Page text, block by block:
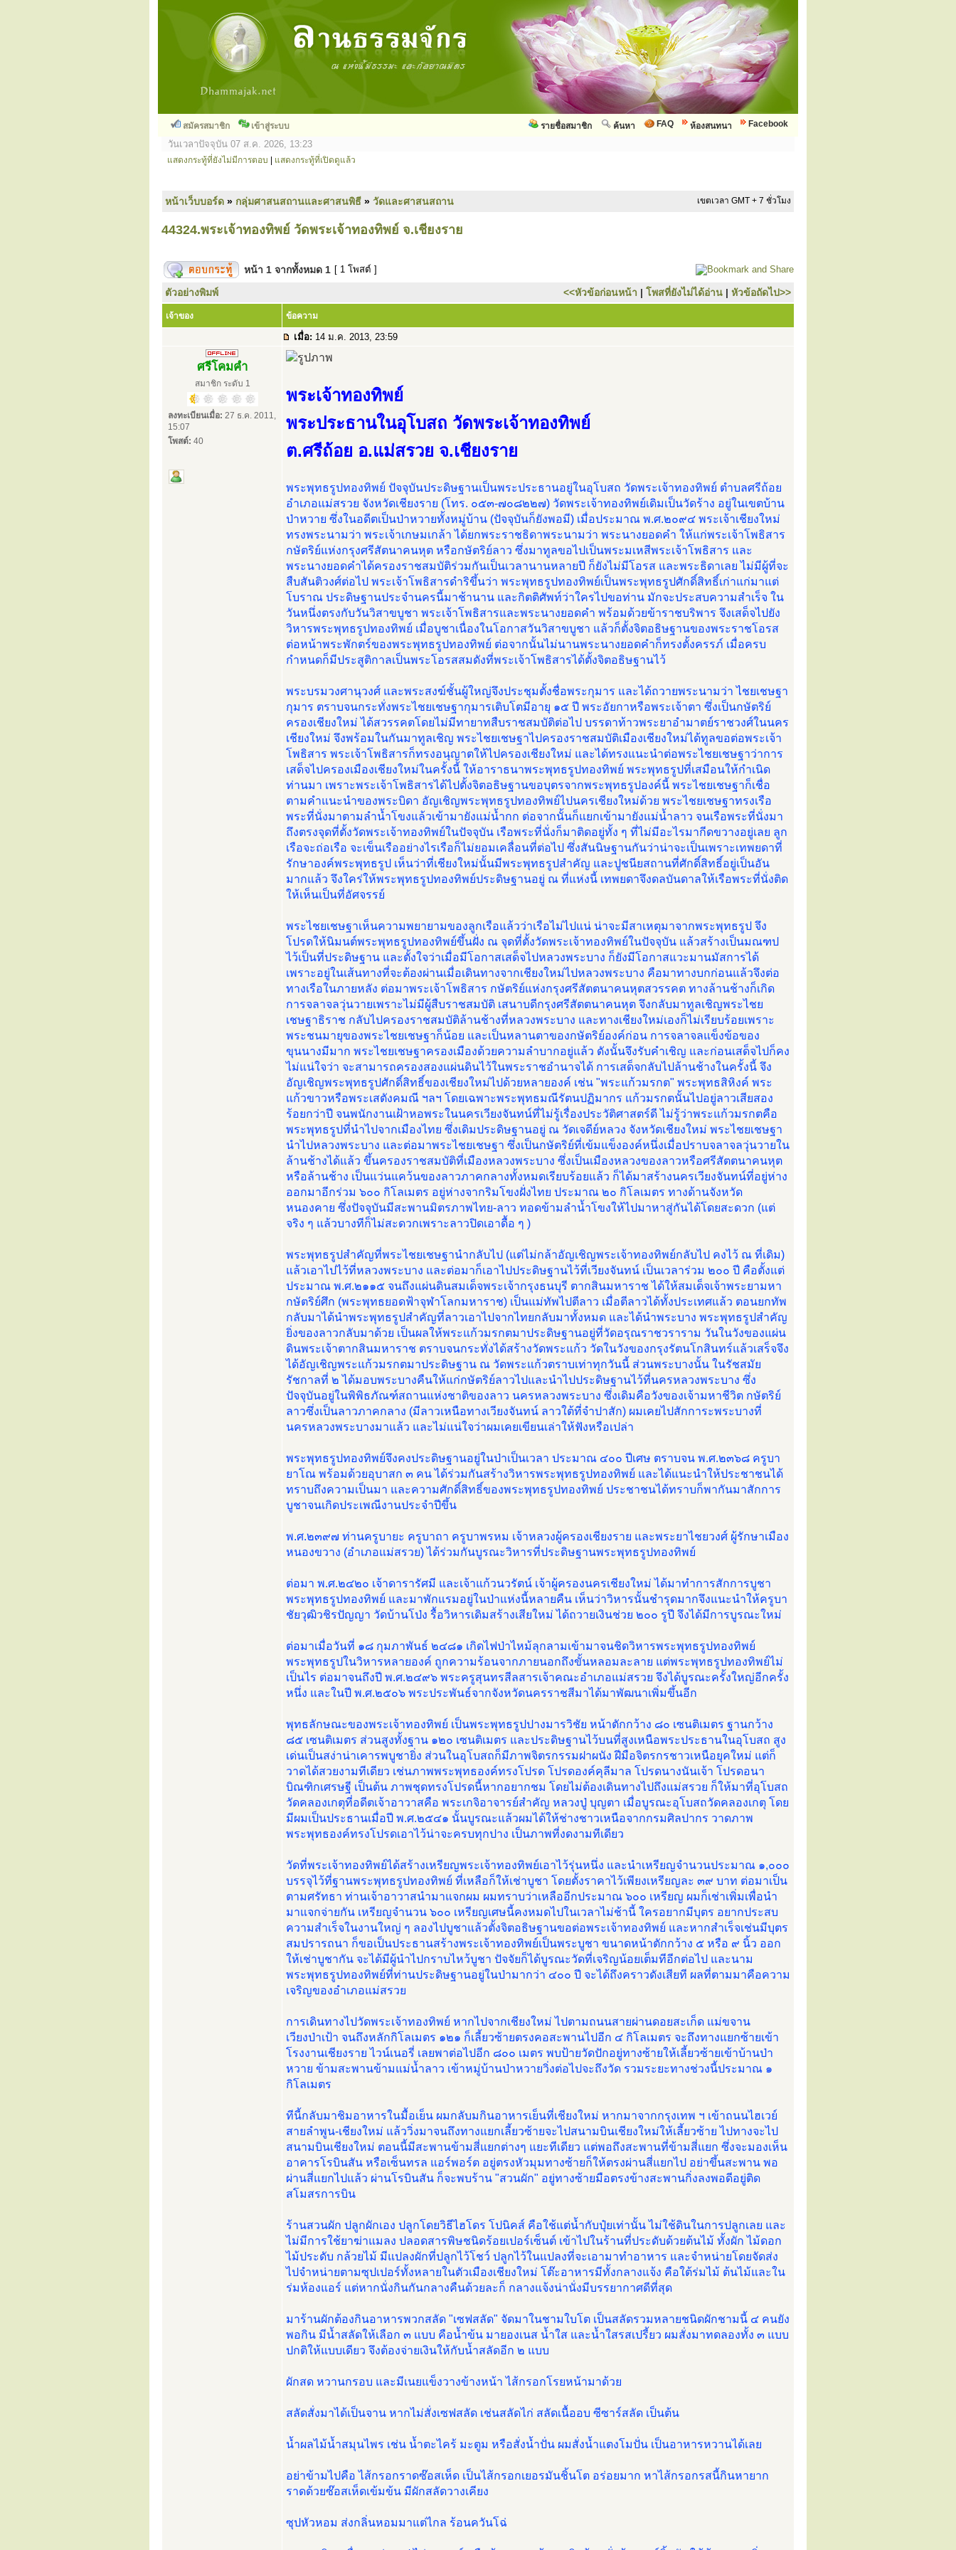
สมัครสมาชิก เข้าสู่ระบบ Facebook
ห้องสนทนา
FAQ
ค้นหา
รายชื่อสมาชิก
วันเวลาปัจจุบัน 07 ส.ค. 2026, 13:23
แสดงกระทู้ที่ยังไม่มีการตอบ แสดงกระทู้ที่เปิดดูแล้ว
หน้าเว็บบอร์ด » กลุ่มศาสนสถานและศาสนพิธี » วัดและศาสนสถาน เขตเวลา GMT + 7 ชั่วโมง
44324.พระเจ้าทองทิพย์ วัดพระเจ้าทองทิพย์ จ.เชียงราย
หน้า 1 จากทั้งหมด 1 [ 1 โพสต์ ]
ตัวอย่างพิมพ์ <<หัวข้อก่อนหน้า | โพสที่ยังไม่ได้อ่าน | หัวข้อถัดไป>>
เจ้าของ ข้อความ
เมื่อ: 14 ม.ค. 2013, 23:59
ศรีโคมคำ
สมาชิก ระดับ 1
ลงทะเบียนเมื่อ: 27 ธ.ค. 2011,
15:07
โพสต์: 40
พระเจ้าทองทิพย์
พระประธานในอุโบสถ วัดพระเจ้าทองทิพย์
ต.ศรีถ้อย อ.แม่สรวย จ.เชียงราย
พระพุทธรูปทองทิพย์ ปัจจุบันประดิษฐานเป็นพระประธานอยู่ในอุโบสถ วัดพระเจ้าทองทิพย์ ตำบลศรีถ้อย
อำเภอแม่สรวย จังหวัดเชียงราย (โทร. ๐๕๓-๗๐๘๒๒๗) วัดพระเจ้าทองทิพย์เดิมเป็นวัดร้าง อยู่ในเขตบ้าน
ป่าหวาย ซึ่งในอดีตเป็นป่าหวายทั้งหมู่บ้าน (ปัจจุบันก็ยังพอมี) เมื่อประมาณ พ.ศ.๒๐๙๔ พระเจ้าเชียงใหม่
ทรงพระนามว่า พระเจ้าเกษมเกล้า ได้ยกพระราชธิดาพระนามว่า พระนางยอดคำ ให้แก่พระเจ้าโพธิสาร
กษัตริย์แห่งกรุงศรีสัตนาคนหุต หรือกษัตริย์ลาว ซึ่งมาทูลขอไปเป็นพระมเหสีพระเจ้าโพธิสาร และ
พระนางยอดคำได้ครองราชสมบัติร่วมกันเป็นเวลานานหลายปี ก็ยังไม่มีโอรส และพระธิดาเลย ไม่มีผู้ที่จะ
สืบสันติวงศ์ต่อไป พระเจ้าโพธิสารดำริขึ้นว่า พระพุทธรูปทองทิพย์เป็นพระพุทธรูปศักดิ์สิทธิ์เก่าแก่มาแต่
โบราณ ประดิษฐานประจำนครนี้มาช้านาน และกิตติศัพท์ว่าใครไปขอท่าน มักจะประสบความสำเร็จ ใน
วันหนึ่งตรงกับวันวิสาขบูชา พระเจ้าโพธิสารและพระนางยอดคำ พร้อมด้วยข้าราชบริพาร จึงเสด็จไปยัง
วิหารพระพุทธรูปทองทิพย์ เมื่อบูชาเนื่องในโอกาสวันวิสาขบูชา แล้วก็ตั้งจิตอธิษฐานของพระราชโอรส
ต่อหน้าพระพักตร์ของพระพุทธรูปทองทิพย์ ต่อจากนั้นไม่นานพระนางยอดคำก็ทรงตั้งครรภ์ เมื่อครบ
กำหนดก็มีประสูติกาลเป็นพระโอรสสมดังที่พระเจ้าโพธิสารได้ตั้งจิตอธิษฐานไว้
พระบรมวงศานุวงศ์ และพระสงฆ์ชั้นผู้ใหญ่จึงประชุมตั้งชื่อพระกุมาร และได้ถวายพระนามว่า ไชยเชษฐา
กุมาร ตราบจนกระทั่งพระไชยเชษฐากุมารเติบโตมีอายุ ๑๕ ปี พระอัยกาหรือพระเจ้าตา ซึ่งเป็นกษัตริย์
ครองเชียงใหม่ ได้สวรรคตโดยไม่มีทายาทสืบราชสมบัติต่อไป บรรดาท้าวพระยาอำมาตย์ราชวงศ์ในนคร
เชียงใหม่ จึงพร้อมในกันมาทูลเชิญ พระไชยเชษฐาไปครองราชสมบัติเมืองเชียงใหม่ได้ทูลขอต่อพระเจ้า
โพธิสาร พระเจ้าโพธิสารก็ทรงอนุญาตให้ไปครองเชียงใหม่ และได้ทรงแนะนำต่อพระไชยเชษฐาว่าการ
เสด็จไปครองเมืองเชียงใหม่ในครั้งนี้ ให้อาราธนาพระพุทธรูปทองทิพย์ พระพุทธรูปที่เสมือนให้กำเนิด
ท่านมา เพราะพระเจ้าโพธิสารได้ไปตั้งจิตอธิษฐานขอบุตรจากพระพุทธรูปองค์นี้ พระไชยเชษฐาก็เชื่อ
ตามคำแนะนำของพระบิดา อัญเชิญพระพุทธรูปทองทิพย์ไปนครเชียงใหม่ด้วย พระไชยเชษฐาทรงเรือ
พระที่นั่งมาตามลำน้ำโขงแล้วเข้ามายังแม่น้ำกก ต่อจากนั้นก็แยกเข้ามายังแม่น้ำลาว จนเรือพระที่นั่งมา
ถึงตรงจุดที่ตั้งวัดพระเจ้าทองทิพย์ในปัจจุบัน เรือพระที่นั่งก็มาติดอยู่ทั้ง ๆ ที่ไม่มีอะไรมากีดขวางอยู่เลย ลูก
เรือจะถ่อเรือ จะเข็นเรืออย่างไรเรือก็ไม่ยอมเคลื่อนที่ต่อไป ซึ่งสันนิษฐานกันว่าน่าจะเป็นเพราะเทพยดาที่
รักษาองค์พระพุทธรูป เห็นว่าที่เชียงใหม่นั้นมีพระพุทธรูปสำคัญ และปูชนียสถานที่ศักดิ์สิทธิ์อยู่เป็นอัน
มากแล้ว จึงใคร่ให้พระพุทธรูปทองทิพย์ประดิษฐานอยู่ ณ ที่แห่งนี้ เทพยดาจึงดลบันดาลให้เรือพระที่นั่งติด
ให้เห็นเป็นที่อัศจรรย์
พระไชยเชษฐาเห็นความพยายามของลูกเรือแล้วว่าเรือไม่ไปแน่ น่าจะมีสาเหตุมาจากพระพุทธรูป จึง
โปรดให้นิมนต์พระพุทธรูปทองทิพย์ขึ้นฝั่ง ณ จุดที่ตั้งวัดพระเจ้าทองทิพย์ในปัจจุบัน แล้วสร้างเป็นมณฑป
ไว้เป็นที่ประดิษฐาน และตั้งใจว่าเมื่อมีโอกาสเสด็จไปหลวงพระบาง ก็ยังมีโอกาสแวะมานมัสการได้
เพราะอยู่ในเส้นทางที่จะต้องผ่านเมื่อเดินทางจากเชียงใหม่ไปหลวงพระบาง คือมาทางบกก่อนแล้วจึงต่อ
ทางเรือในภายหลัง ต่อมาพระเจ้าโพธิสาร กษัตริย์แห่งกรุงศรีสัตตนาคนหุตสวรรคต ทางล้านช้างก็เกิด
การจลาจลวุ่นวายเพราะไม่มีผู้สืบราชสมบัติ เสนาบดีกรุงศรีสัตตนาคนหุต จึงกลับมาทูลเชิญพระไชย
เชษฐาธิราช กลับไปครองราชสมบัติล้านช้างที่หลวงพระบาง และทางเชียงใหม่เองก็ไม่เรียบร้อยเพราะ
พระชนมายุของพระไชยเชษฐาก็น้อย และเป็นหลานตาของกษัตริย์องค์ก่อน การจลาจลแข็งข้อของ
ขุนนางมีมาก พระไชยเชษฐาครองเมืองด้วยความลำบากอยู่แล้ว ดังนั้นจึงรับคำเชิญ และก่อนเสด็จไปก็คง
ไม่แน่ใจว่า จะสามารถครองสองแผ่นดินไว้ในพระราชอำนาจได้ การเสด็จกลับไปล้านช้างในครั้งนี้ จึง
อัญเชิญพระพุทธรูปศักดิ์สิทธิ์ของเชียงใหม่ไปด้วยหลายองค์ เช่น "พระแก้วมรกต" พระพุทธสิหิงค์ พระ
แก้วขาวหรือพระเสตังคมณี ฯลฯ โดยเฉพาะพระพุทธมณีรัตนปฏิมากร แก้วมรกตนั้นไปอยู่ลาวเสียสอง
ร้อยกว่าปี จนพนักงานเฝ้าหอพระในนครเวียงจันทน์ที่ไม่รู้เรื่องประวัติศาสตร์ดี ไม่รู้ว่าพระแก้วมรกตคือ
พระพุทธรูปที่นำไปจากเมืองไทย ซึ่งเดิมประดิษฐานอยู่ ณ วัดเจดีย์หลวง จังหวัดเชียงใหม่ พระไชยเชษฐา
นำไปหลวงพระบาง และต่อมาพระไชยเชษฐา ซึ่งเป็นกษัตริย์ที่เข้มแข็งองค์หนึ่งเมื่อปราบจลาจลวุ่นวายใน
ล้านช้างได้แล้ว ขึ้นครองราชสมบัติที่เมืองหลวงพระบาง ซึ่งเป็นเมืองหลวงของลาวหรือศรีสัตตนาคนหุต
หรือล้านช้าง เป็นแว่นแคว้นของลาวภาคกลางทั้งหมดเรียบร้อยแล้ว ก็ได้มาสร้างนครเวียงจันทน์ที่อยู่ห่าง
ออกมาอีกร่วม ๖๐๐ กิโลเมตร อยู่ห่างจากริมโขงฝั่งไทย ประมาณ ๒๐ กิโลเมตร ทางด้านจังหวัด
หนองคาย ซึ่งปัจจุบันมีสะพานมิตรภาพไทย-ลาว ทอดข้ามลำน้ำโขงให้ไปมาหาสู่กันได้โดยสะดวก (แต่
จริง ๆ แล้วบางทีก็ไม่สะดวกเพราะลาวปิดเอาดื้อ ๆ )
พระพุทธรูปสำคัญที่พระไชยเชษฐานำกลับไป (แต่ไม่กล้าอัญเชิญพระเจ้าทองทิพย์กลับไป คงไว้ ณ ที่เดิม)
แล้วเอาไปไว้ที่หลวงพระบาง และต่อมาก็เอาไปประดิษฐานไว้ที่เวียงจันทน์ เป็นเวลาร่วม ๒๐๐ ปี คือตั้งแต่
ประมาณ พ.ศ.๒๑๑๕ จนถึงแผ่นดินสมเด็จพระเจ้ากรุงธนบุรี ตากสินมหาราช ได้ให้สมเด็จเจ้าพระยามหา
กษัตริย์ศึก (พระพุทธยอดฟ้าจุฬาโลกมหาราช) เป็นแม่ทัพไปตีลาว เมื่อตีลาวได้ทั้งประเทศแล้ว ตอนยกทัพ
กลับมาได้นำพระพุทธรูปสำคัญที่ลาวเอาไปจากไทยกลับมาทั้งหมด และได้นำพระบาง พระพุทธรูปสำคัญ
ยิ่งของลาวกลับมาด้วย เป็นผลให้พระแก้วมรกตมาประดิษฐานอยู่ที่วัดอรุณราชวราราม วันในวังของแผ่น
ดินพระเจ้าตากสินมหาราช ตราบจนกระทั่งได้สร้างวัดพระแก้ว วัดในวังของกรุงรัตนโกสินทร์แล้วเสร็จจึง
ได้อัญเชิญพระแก้วมรกตมาประดิษฐาน ณ วัดพระแก้วตราบเท่าทุกวันนี้ ส่วนพระบางนั้น ในรัชสมัย
รัชกาลที่ ๒ ได้มอบพระบางคืนให้แก่กษัตริย์ลาวไปและนำไปประดิษฐานไว้ที่นครหลวงพระบาง ซึ่ง
ปัจจุบันอยู่ในพิพิธภัณฑ์สถานแห่งชาติของลาว นครหลวงพระบาง ซึ่งเดิมคือวังของเจ้ามหาชีวิต กษัตริย์
ลาวซึ่งเป็นลาวภาคกลาง (มีลาวเหนือทางเวียงจันทน์ ลาวใต้ที่จำปาสัก) ผมเคยไปสักการะพระบางที่
นครหลวงพระบางมาแล้ว และไม่แน่ใจว่าผมเคยเขียนเล่าให้ฟังหรือเปล่า
พระพุทธรูปทองทิพย์จึงคงประดิษฐานอยู่ในป่าเป็นเวลา ประมาณ ๔๐๐ ปีเศษ ตราบจน พ.ศ.๒๓๖๘ ครูบา
ยาโณ พร้อมด้วยอุบาสก ๓ คน ได้ร่วมกันสร้างวิหารพระพุทธรูปทองทิพย์ และได้แนะนำให้ประชาชนได้
ทราบถึงความเป็นมา และความศักดิ์สิทธิ์ของพระพุทธรูปทองทิพย์ ประชาชนได้ทราบก็พากันมาสักการ
บูชาจนเกิดประเพณีงานประจำปีขึ้น
พ.ศ.๒๓๙๗ ท่านครูบายะ ครูบาถา ครูบาพรหม เจ้าหลวงผู้ครองเชียงราย และพระยาไชยวงศ์ ผู้รักษาเมือง
หนองขวาง (อำเภอแม่สรวย) ได้ร่วมกันบูรณะวิหารที่ประดิษฐานพระพุทธรูปทองทิพย์
ต่อมา พ.ศ.๒๔๒๐ เจ้าดารารัศมี และเจ้าแก้วนวรัตน์ เจ้าผู้ครองนครเชียงใหม่ ได้มาทำการสักการบูชา
พระพุทธรูปทองทิพย์ และมาพักแรมอยู่ในป่าแห่งนี้หลายคืน เห็นว่าวิหารนั้นชำรุดมากจึงแนะนำให้ครูบา
ชัยวุฒิวชิรปัญญา วัดบ้านโป่ง รื้อวิหารเดิมสร้างเสียใหม่ ได้ถวายเงินช่วย ๒๐๐ รูปี จึงได้มีการบูรณะใหม่
ต่อมาเมื่อวันที่ ๑๘ กุมภาพันธ์ ๒๔๘๑ เกิดไฟป่าไหม้ลุกลามเข้ามาจนชิดวิหารพระพุทธรูปทองทิพย์
พระพุทธรูปในวิหารหลายองค์ ถูกความร้อนจากภายนอกถึงขั้นหลอมละลาย แต่พระพุทธรูปทองทิพย์ไม่
เป็นไร ต่อมาจนถึงปี พ.ศ.๒๔๙๖ พระครูสุนทรสีลสารเจ้าคณะอำเภอแม่สรวย จึงได้บูรณะครั้งใหญ่อีกครั้ง
หนึ่ง และในปี พ.ศ.๒๕๐๖ พระประพันธ์จากจังหวัดนครราชสีมาได้มาพัฒนาเพิ่มขึ้นอีก
พุทธลักษณะของพระเจ้าทองทิพย์ เป็นพระพุทธรูปปางมารวิชัย หน้าตักกว้าง ๘๐ เซนติเมตร ฐานกว้าง
๘๕ เซนติเมตร ส่วนสูงทั้งฐาน ๑๒๐ เซนติเมตร และประดิษฐานไว้บนที่สูงเหนือพระประธานในอุโบสถ สูง
เด่นเป็นสง่าน่าเคารพบูชายิ่ง ส่วนในอุโบสถก็มีภาพจิตรกรรมฝาผนัง ฝีมือจิตรกรชาวเหนือยุคใหม่ แต่ก็
วาดได้สวยงามทีเดียว เช่นภาพพระพุทธองค์ทรงโปรด โปรดองค์คุลีมาล โปรดนางนันเจ้า โปรดอนา
บิณฑิกเศรษฐี เป็นต้น ภาพชุดทรงโปรดนี้หากอยากชม โดยไม่ต้องเดินทางไปถึงแม่สรวย ก็ให้มาที่อุโบสถ
วัดคลองเกตุที่อดีตเจ้าอาวาสคือ พระเกจิอาจารย์สำคัญ หลวงปู่ บุญตา เมื่อบูรณะอุโบสถวัดคลองเกตุ โดย
มีผมเป็นประธานเมื่อปี พ.ศ.๒๕๔๑ นั้นบูรณะแล้วผมได้ให้ช่างชาวเหนือจากกรมศิลปากร วาดภาพ
พระพุทธองค์ทรงโปรดเอาไว้น่าจะครบทุกปาง เป็นภาพที่งดงามทีเดียว
วัดที่พระเจ้าทองทิพย์ได้สร้างเหรียญพระเจ้าทองทิพย์เอาไว้รุ่นหนึ่ง และนำเหรียญจำนวนประมาณ ๑,๐๐๐
บรรจุไว้ที่ฐานพระพุทธรูปทองทิพย์ ที่เหลือก็ให้เช่าบูชา โดยตั้งราคาไว้เพียงเหรียญละ ๓๙ บาท ต่อมาเป็น
ตามศรัทธา ท่านเจ้าอาวาสนำมาแจกผม ผมทราบว่าเหลืออีกประมาณ ๖๐๐ เหรียญ ผมก็เช่าเพิ่มเพื่อนำ
มาแจกจ่ายกัน เหรียญจำนวน ๖๐๐ เหรียญเศษนี้คงหมดไปในเวลาไม่ช้านี้ ใครอยากมีบุตร อยากประสบ
ความสำเร็จในงานใหญ่ ๆ ลองไปบูชาแล้วตั้งจิตอธิษฐานขอต่อพระเจ้าทองทิพย์ และหากสำเร็จเช่นมีบุตร
สมปรารถนา ก็ขอเป็นประธานสร้างพระเจ้าทองทิพย์เป็นพระบูชา ขนาดหน้าตักกว้าง ๕ หรือ ๙ นิ้ว ออก
ให้เช่าบูชากัน จะได้มีผู้นำไปกราบไหว้บูชา ปัจจัยก็ได้บูรณะวัดที่เจริญน้อยเต็มทีอีกต่อไป และนาม
พระพุทธรูปทองทิพย์ที่ท่านประดิษฐานอยู่ในป่ามากว่า ๔๐๐ ปี จะได้ถึงคราวดังเสียที ผลที่ตามมาคือความ
เจริญของอำเภอแม่สรวย
การเดินทางไปวัดพระเจ้าทองทิพย์ หากไปจากเชียงใหม่ ไปตามถนนสายผ่านดอยสะเก็ด แม่ขจาน
เวียงป่าเป้า จนถึงหลักกิโลเมตร ๑๒๑ ก็เลี้ยวซ้ายตรงคอสะพานไปอีก ๔ กิโลเมตร จะถึงทางแยกซ้ายเข้า
โรงงานเชียงราย ไวน์เนอรี่ เลยพาต่อไปอีก ๘๐๐ เมตร พบป้ายวัดปักอยู่ทางซ้ายให้เลี้ยวซ้ายเข้าบ้านป่า
หวาย ข้ามสะพานข้ามแม่น้ำลาว เข้าหมู่บ้านป่าหวายวิ่งต่อไปจะถึงวัด รวมระยะทางช่วงนี้ประมาณ ๑
กิโลเมตร
ทีนี้กลับมาชิมอาหารในมื้อเย็น ผมกลับมกินอาหารเย็นที่เชียงใหม่ หากมาจากกรุงเทพ ฯ เข้าถนนไฮเวย์
สายลำพูน-เชียงใหม่ แล้ววิ่งมาจนถึงทางแยกเลี้ยวซ้ายจะไปสนามบินเชียงใหม่ให้เลี้ยวซ้าย ไปทางจะไป
สนามบินเชียงใหม่ ตอนนี้มีสะพานข้ามสี่แยกต่างๆ แยะทีเดียว แต่พอถึงสะพานที่ข้ามสี่แยก ซึ่งจะมองเห็น
อาคารโรบินสัน หรือเซ็นทรล แอร์พอร์ต อยู่ตรงหัวมุมทางซ้ายก็ให้ตรงผ่านสี่แยกไป อย่าขึ้นสะพาน พอ
ผ่านสี่แยกไปแล้ว ผ่านโรบินสัน ก็จะพบร้าน "สวนผัก" อยู่ทางซ้ายมือตรงข้างสะพานกิ่งลงพอดีอยู่ติด
สโมสรการบิน
ร้านสวนผัก ปลูกผักเอง ปลูกโดยวิธีไฮโดร โปนิคส์ คือใช้แต่น้ำกับปุ๋ยเท่านั้น ไม่ใช้ดินในการปลูกเลย และ
ไม่มีการใช้ยาฆ่าแมลง ปลอดสารพิษชนิดร้อยเปอร์เซ็นต์ เข้าไปในร้านที่ประดับด้วยต้นไม้ ทั้งผัก ไม้ดอก
ไม้ประดับ กล้วยไม้ มีแปลงผักที่ปลูกไว้โชว์ ปลูกไว้ในแปลงที่จะเอามาทำอาหาร และจำหน่ายโดยจัดส่ง
ไปจำหน่ายตามซุปเปอร์ทั้งหลายในตัวเมืองเชียงใหม่ โต๊ะอาหารมีทั้งกลางแจ้ง คือใต้ร่มไม้ ต้นไม้และใน
ร่มห้องแอร์ แต่หากนั่งกินกันกลางคืนด้วยละก็ กลางแจ้งน่านั่งมีบรรยากาศดีที่สุด
มาร้านผักต้องกินอาหารพวกสลัด "เซฟสลัด" จัดมาในชามใบโต เป็นสลัดรวมหลายชนิดผักชามนี้ ๔ คนยัง
พอกิน มีน้ำสลัดให้เลือก ๓ แบบ คือน้ำข้น มายองเนส น้ำใส และน้ำใสรสเปรี้ยว ผมสั่งมาทดลองทั้ง ๓ แบบ
ปกติให้แบบเดียว จึงต้องจ่ายเงินให้กับน้ำสลัดอีก ๒ แบบ
ผักสด หวานกรอบ และมีเนยแข็งวางข้างหน้า ไส้กรอกโรยหน้ามาด้วย
สลัดสั่งมาได้เป็นจาน หากไม่สั่งเซฟสลัด เช่นสลัดไก่ สลัดเนื้ออบ ซีซาร์สลัด เป็นต้น
น้ำผลไม้น้ำสมุนไพร เช่น น้ำตะไคร้ มะตูม หรือสั่งน้ำปั่น ผมสั่งน้ำแตงโมปั่น เป็นอาหารหวานได้เลย
อย่าข้ามไปคือ ไส้กรอกราดซ๊อสเห็ด เป็นไส้กรอกเยอรมันชิ้นโต อร่อยมาก หาไส้กรอกรสนี้กินหายาก
ราดด้วยซ๊อสเห็ดเข้มข้น มีผักสลัดวางเคียง
ซุปหัวหอม ส่งกลิ่นหอมมาแต่ไกล ร้อนควันโฉ่